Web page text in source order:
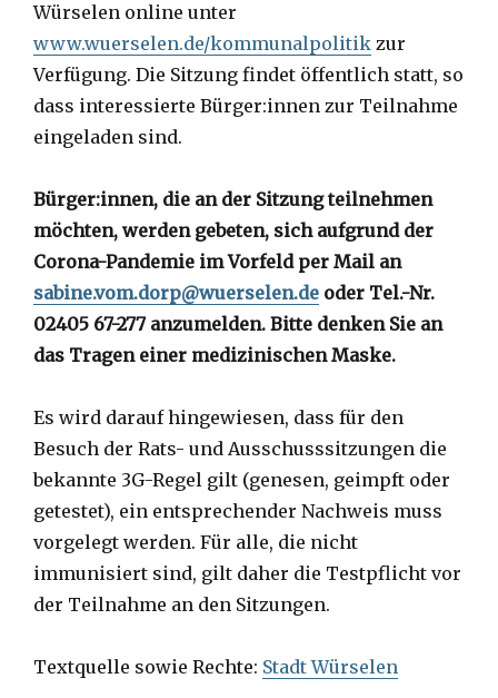
Würselen online unter
www.wuerselen.de/kommunalpolitik zur
Verfügung. Die Sitzung findet öffentlich statt, so
dass interessierte Bürger:innen zur Teilnahme
eingeladen sind.
Bürger:innen, die an der Sitzung teilnehmen
möchten, werden gebeten, sich aufgrund der
Corona-Pandemie im Vorfeld per Mail an
sabine.vom.dorp@wuerselen.de oder Tel.-Nr.
02405 67-277 anzumelden. Bitte denken Sie an
das Tragen einer medizinischen Maske.
Es wird darauf hingewiesen, dass für den
Besuch der Rats- und Ausschusssitzungen die
bekannte 3G-Regel gilt (genesen, geimpft oder
getestet), ein entsprechender Nachweis muss
vorgelegt werden. Für alle, die nicht
immunisiert sind, gilt daher die Testpflicht vor
der Teilnahme an den Sitzungen.
Textquelle sowie Rechte: Stadt Würselen